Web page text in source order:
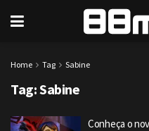
Home Tag Sabine
Tag:Sabine
Conheça o